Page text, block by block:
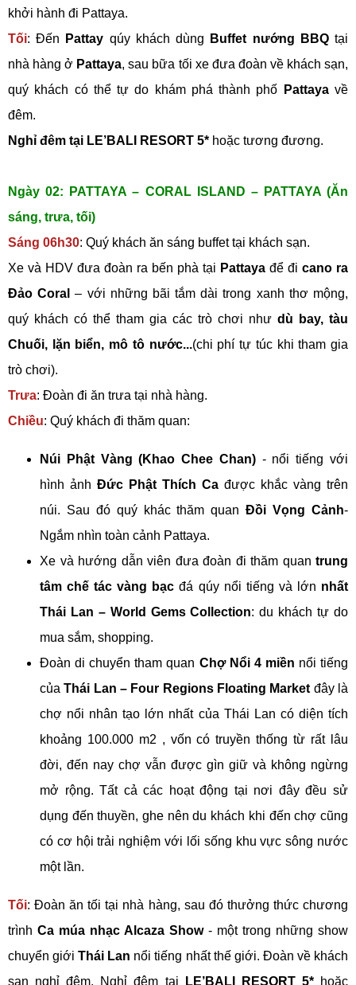
khởi hành đi Pattaya.
Tối: Đến Pattay qúy khách dùng Buffet nướng BBQtại
nhà hàng ở Pattaya, sau bữa tối xe đưa đoàn về khách sạn,
quý khách có thể tự do khám phá thành phố
Pattayavề
đêm.
Nghỉ đêm tại LE’BALI RESORT 5* hoặc tương đương.
Ngày 02: PATTAYA – CORAL ISLAND – PATTAYA (Ăn
sáng, trưa, tối)
Sáng 06h30: Quý khách ăn sáng buffet tại khách sạn.
Xe và HDV đưa đoàn ra bến phà tại Pattaya để đi cano ra
Đảo Coral– với những bãi tắm dài trong xanh thơ mộng,
quý khách có thể tham gia các trò chơi như dù bay, tàu
Chuối, lặn biển, mô tô nước...(chi phí tự túc khi tham gia
trò chơi).
Trưa: Đoàn đi ăn trưa tại nhà hàng.
Chiều: Quý khách đi thăm quan:
Núi Phật Vàng (Khao Chee Chan)- nổi tiếng với
hình ảnh Đức Phật Thích Ca được khắc vàng trên
núi. Sau đó quý khác thăm quanĐồi Vọng Cảnh-
Ngắm nhìn toàn cảnh Pattaya.
Xe và hướng dẫn viên đưa đoàn đi thăm quan trung
tâm chế tác vàng bạc đá qúy‎ nổi tiếng và lớn nhất
Thái Lan – World Gems Collection: du khách tự do
mua sắm, shopping.
Đoàn di chuyển tham quan Chợ Nổi 4 miền nổi tiếng
củaThái Lan – Four Regions Floating Market đây là
chợ nổi nhân tạo lớn nhất của Thái Lan có diện tích
khoảng 100.000 m2 , vốn có truyền thống từ rất lâu
đời, đến nay chợ vẫn được gìn giữ và không ngừng
mở rộng. Tất cả các hoạt động tại nơi đây đều sử
dụng đến thuyền, ghe nên du khách khi đến chợ cũng
có cơ hội trải nghiệm với lối sống khu vực sông nước
một lần.
Tối: Đoàn ăn tối tại nhà hàng, sau đó thưởng thức chương
trình Ca múa nhạc Alcaza Show - một trong những show
chuyển giớiThái Lan nổi tiếng nhất thế giới. Đoàn về khách
sạn nghỉ đêm. Nghỉ đêm tại LE’BALI RESORT 5* hoặc